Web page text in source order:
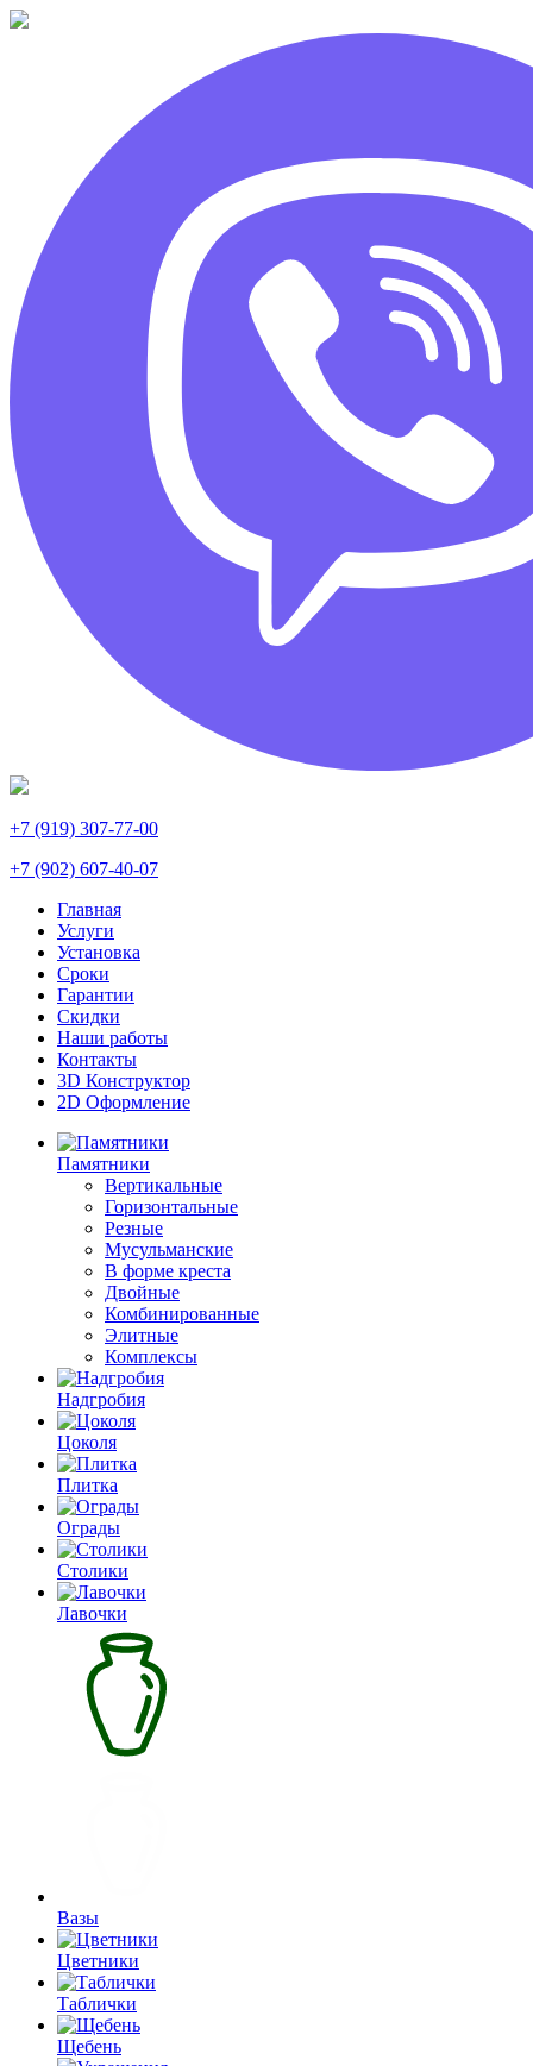
+7 (919) 307-77-00
+7 (902) 607-40-07
Главная
Услуги
Установка
Сроки
Гарантии
Скидки
Наши работы
Контакты
3D Конструктор
2D Оформление
Памятники
Вертикальные
Горизонтальные
Резные
Мусульманские
В форме креста
Двойные
Комбинированные
Элитные
Комплексы
Надгробия
Цоколя
Плитка
Ограды
Столики
Лавочки
Вазы
Цветники
Таблички
Щебень